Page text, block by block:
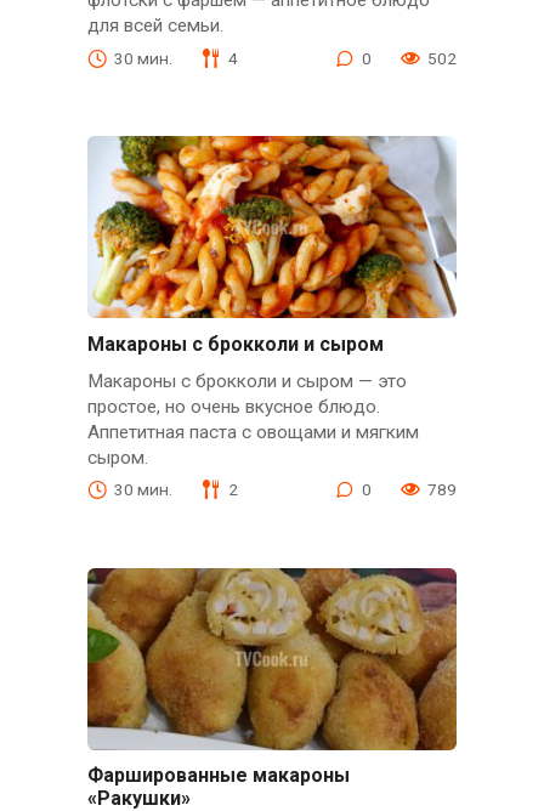
для всей семьи.
30 мин. 4 0 502
Макароны с брокколи и сыром
Макароны с брокколи и сыром — это
простое, но очень вкусное блюдо.
Аппетитная паста с овощами и мягким
сыром.
30 мин. 2 0 789
Фаршированные макароны
«Ракушки»